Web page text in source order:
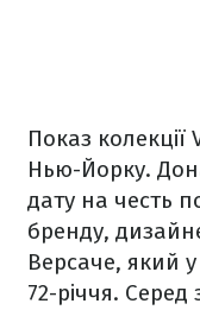
Показ колекції
Нью-Йорку.
дату на честь
бренду,
Версаче, який
72-річчя.